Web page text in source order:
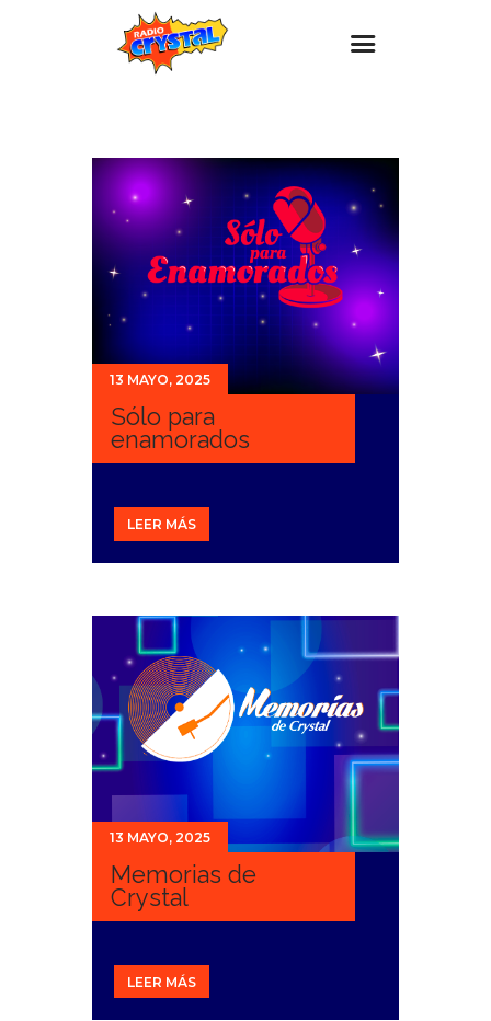
Estaciones
Eventos
Promociones
Noticias
Para ti
Contacto
13 MAYO, 2025
Sólo para
enamorados
LEER MÁS
13 MAYO, 2025
Memorias de
Crystal
LEER MÁS